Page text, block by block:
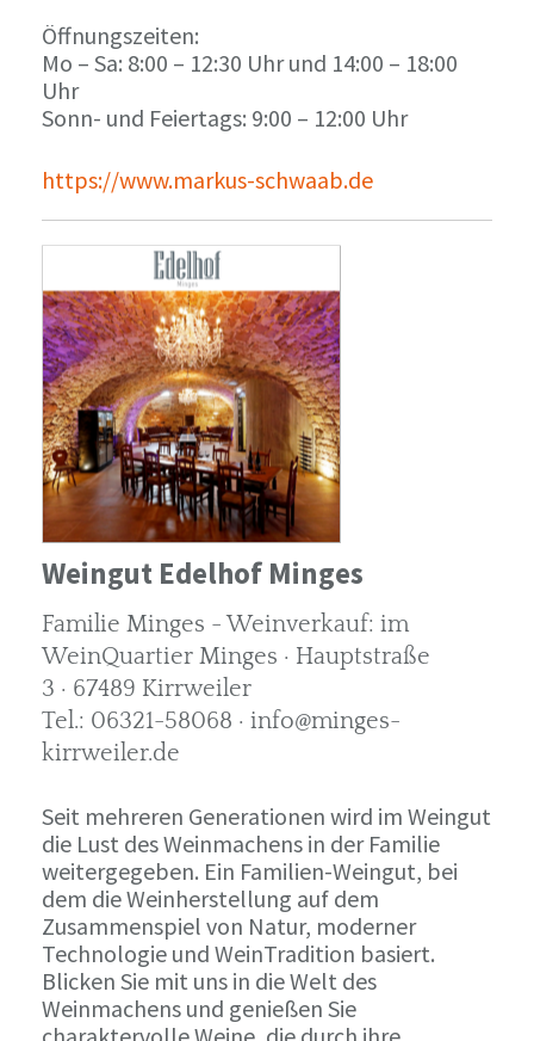
Öffnungszeiten:
Mo – Sa: 8:00 – 12:30 Uhr und 14:00 – 18:00
Uhr
Sonn- und Feiertags: 9:00 – 12:00 Uhr
https://www.markus-schwaab.de
Weingut Edelhof Minges
Familie Minges - Weinverkauf: im
WeinQuartier Minges · Hauptstraße
3 · 67489 Kirrweiler
Tel.: 06321-58068 · info@minges-
kirrweiler.de
Seit mehreren Generationen wird im Weingut
die Lust des Weinmachens in der Familie
weitergegeben. Ein Familien-Weingut, bei
dem die Weinherstellung auf dem
Zusammenspiel von Natur, moderner
Technologie und WeinTradition basiert.
Blicken Sie mit uns in die Welt des
Weinmachens und genießen Sie